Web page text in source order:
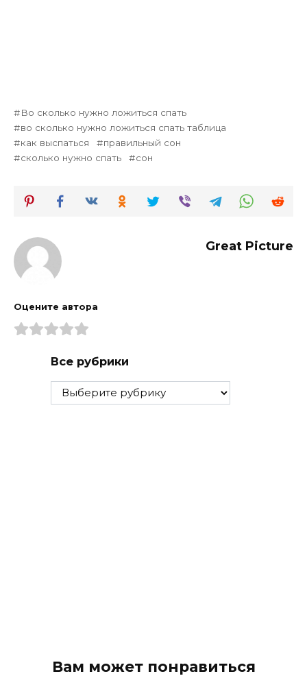
Во сколько нужно ложиться спать
во сколько нужно ложиться спать таблица
как выспаться
правильный сон
сколько нужно спать
сон
Great Picture
Оцените автора
Все рубрики
Все
рубрики
Вам может понравиться